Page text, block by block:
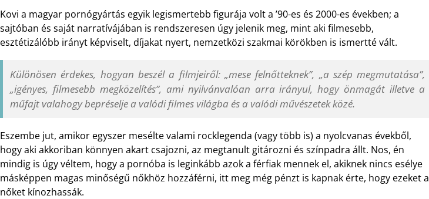
Kovi a magyar pornógyártás egyik legismertebb figurája volt a ’90-es és 2000-es években; a
sajtóban és saját narratívájában is rendszeresen úgy jelenik meg, mint aki filmesebb,
esztétizálóbb irányt képviselt, díjakat nyert, nemzetközi szakmai körökben is ismertté vált.
Különösen érdekes, hogyan beszél a filmjeiről: „mese felnőtteknek”, „a szép megmutatása”,
„igényes, filmesebb megközelítés”, ami nyilvánvalóan arra irányul, hogy önmagát illetve a
műfajt valahogy bepréselje a valódi filmes világba és a valódi művészetek közé.
Eszembe jut, amikor egyszer mesélte valami rocklegenda (vagy több is) a nyolcvanas évekből,
hogy aki akkoriban könnyen akart csajozni, az megtanult gitározni és színpadra állt. Nos, én
mindig is úgy véltem, hogy a pornóba is leginkább azok a férfiak mennek el, akiknek nincs esélye
másképpen magas minőségű nőkhöz hozzáférni, itt meg még pénzt is kapnak érte, hogy ezeket a
nőket kínozhassák.